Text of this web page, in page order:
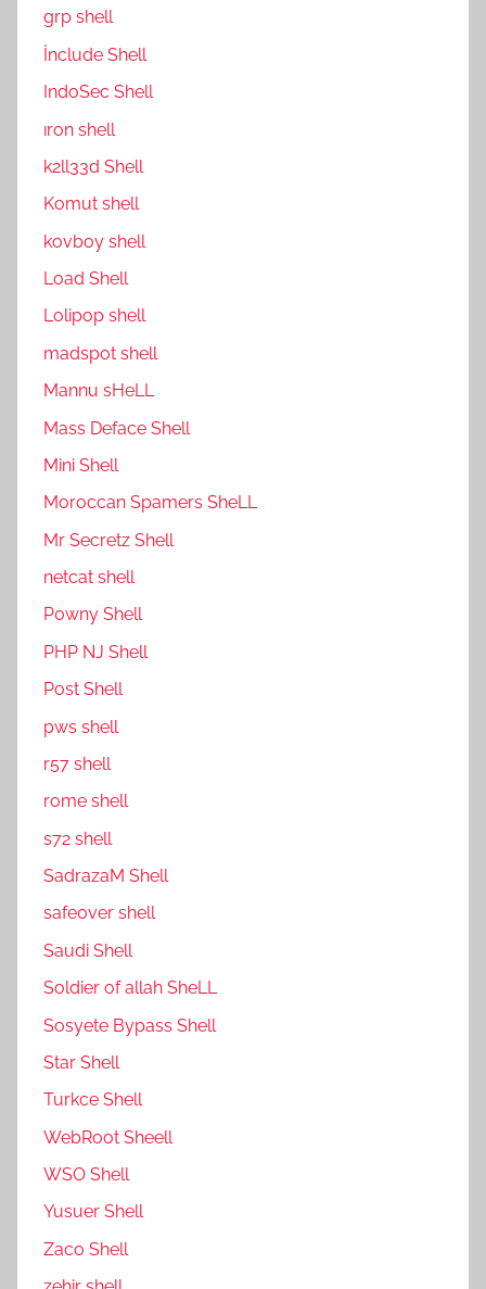
grp shell
İnclude Shell
IndoSec Shell
ıron shell
k2ll33d Shell
Komut shell
kovboy shell
Load Shell
Lolipop shell
madspot shell
Mannu sHeLL
Mass Deface Shell
Mini Shell
Moroccan Spamers SheLL
Mr Secretz Shell
netcat shell
P0wny Shell
PHP NJ Shell
Post Shell
pws shell
r57 shell
rome shell
s72 shell
SadrazaM Shell
safe0ver shell
Saudi Shell
Soldier of allah SheLL
Sosyete Bypass Shell
Star Shell
Turkce Shell
WebRoot Sheell
WSO Shell
Yusuer Shell
Zaco Shell